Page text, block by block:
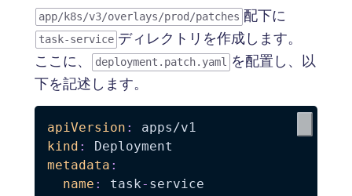
app/k8s/v3/overlays/prod/patches 配下に
task-service ディレクトリを作成します。
ここに、
deployment.patch.yaml
を配置し、以
下を記述します。
apiVersion :
kind :
metadata :
name : task-